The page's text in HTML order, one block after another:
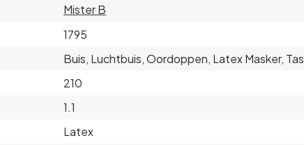
Mister B
1795
Buis, Luchtbuis, Oordoppen, Latex Masker, Tas
210
1.1
Latex